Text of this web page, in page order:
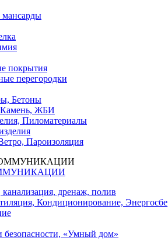
покрытия
перегородки
Бетоны
ЖБИ
Пиломатериалы
Пароизоляция
дренаж, полив
Кондиционирование,
безопасности, «Умный дом»